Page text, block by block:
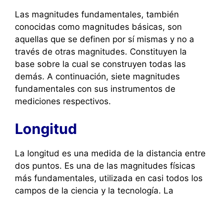
Las magnitudes fundamentales, también
conocidas como magnitudes básicas, son
aquellas que se definen por sí mismas y no a
través de otras magnitudes. Constituyen la
base sobre la cual se construyen todas las
demás. A continuación, siete magnitudes
fundamentales con sus instrumentos de
mediciones respectivos.
Longitud
La longitud es una medida de la distancia entre
dos puntos. Es una de las magnitudes físicas
más fundamentales, utilizada en casi todos los
campos de la ciencia y la tecnología. La